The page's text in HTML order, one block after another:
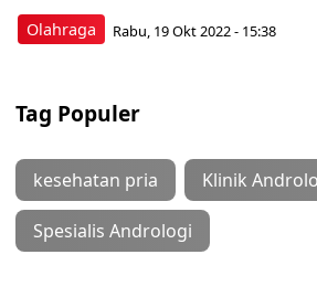
Olahraga Rabu, 19 Okt 2022 - 15:38
Tag Populer
kesehatan pria Klinik
Spesialis Andrologi